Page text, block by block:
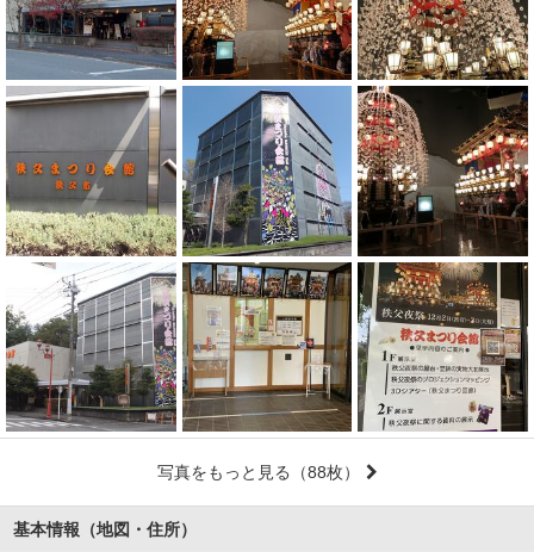
写真をもっと見る （88枚）
基本情報（地図・住所）